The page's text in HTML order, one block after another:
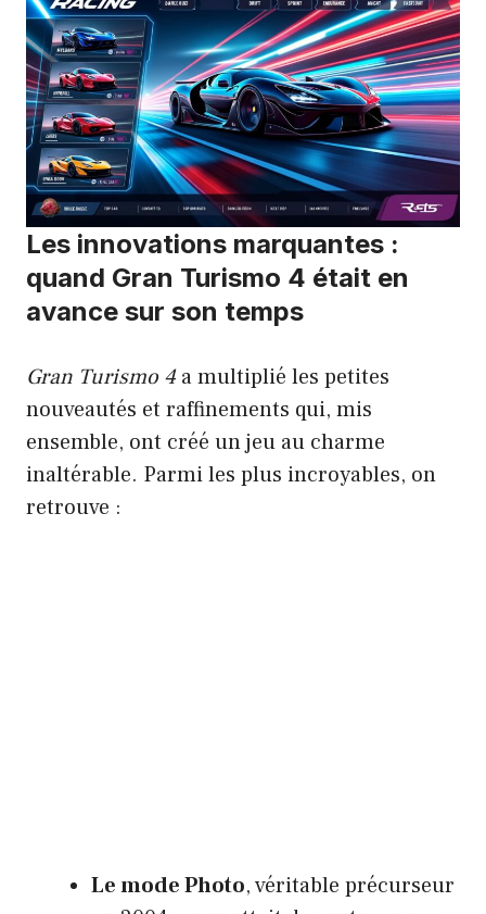
Les innovations marquantes :
quand Gran Turismo 4 était en
avance sur son temps
Gran Turismo 4a multiplié les petites
nouveautés et raffinements qui, mis
ensemble, ont créé un jeu au charme
inaltérable. Parmi les plus incroyables, on
retrouve :
Le mode Photo, véritable précurseur